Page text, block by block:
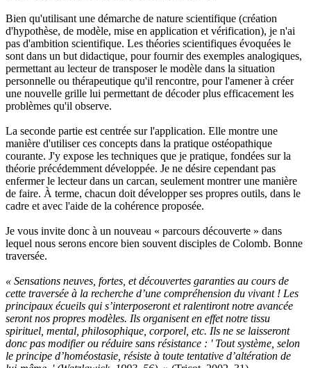
Bien qu'utilisant une démarche de nature scientifique (création
d'hypothèse, de modèle, mise en application et vérification), je n'ai
pas d'ambition scientifique. Les théories scientifiques évoquées le
sont dans un but didactique, pour fournir des exemples analogiques,
permettant au lecteur de transposer le modèle dans la situation
personnelle ou thérapeutique qu'il rencontre, pour l'amener à créer
une nouvelle grille lui permettant de décoder plus efficacement les
problèmes qu'il observe.
La seconde partie est centrée sur l'application. Elle montre une
manière d'utiliser ces concepts dans la pratique ostéopathique
courante. J'y expose les techniques que je pratique, fondées sur la
théorie précédemment développée. Je ne désire cependant pas
enfermer le lecteur dans un carcan, seulement montrer une manière
de faire. À terme, chacun doit développer ses propres outils, dans le
cadre et avec l'aide de la cohérence proposée.
Je vous invite donc à un nouveau « parcours découverte » dans
lequel nous serons encore bien souvent disciples de Colomb. Bonne
traversée.
« Sensations neuves, fortes, et découvertes garanties au cours de
cette traversée à la recherche d’une compréhension du vivant ! Les
principaux écueils qui s’interposeront et ralentiront notre avancée
seront nos propres modèles. Ils organisent en effet notre tissu
spirituel, mental, philosophique, corporel, etc. Ils ne se laisseront
donc pas modifier ou réduire sans résistance : ' Tout système, selon
le principe d’homéostasie, résiste à toute tentative d’altération de